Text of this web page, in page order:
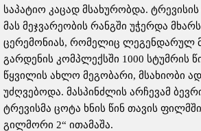
საპატიო კაცად მსახურობდა. ტრევისის
მას მეჯვარეობის რანგში უჭერდა
ცერემონიას, რომელიც ლეგენდარულ
გარდენის კომპლექსში 1000 სტუმრის
წყვილის ახლო მეგობარი, მსახიობი
უძღვებოდა. მასპინძლის არჩევამ
ტრევისმა ცოტა ხნის წინ თავის
გილმორი 2“ ითამაშა.